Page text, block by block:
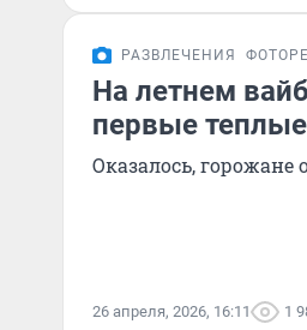
РАЗВЛЕЧЕНИЯ
На летнем
первые
Оказалось, горожане
26 апреля, 2026, 16:11 1